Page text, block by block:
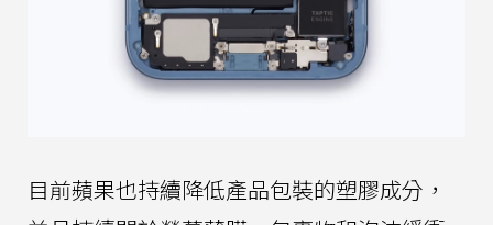
目前蘋果也持續降低產品包裝的塑膠成分，